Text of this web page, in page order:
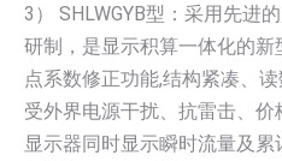
3） SHLWGYB型：采用先进
研制，是显示积算一体化的
点系数修正功能,结构紧凑、
受外界电源干扰、抗雷击、
显示器同时显示瞬时流量及